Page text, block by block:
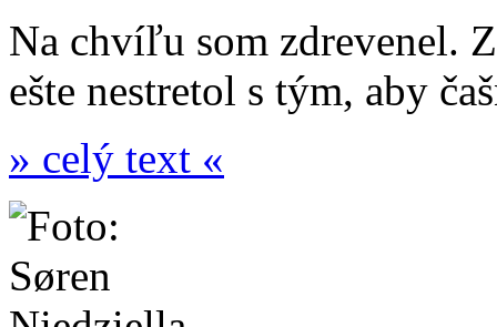
Na chvíľu som zdrevenel.
ešte nestretol s tým, aby
» celý text «